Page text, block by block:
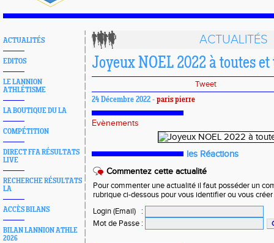
ACTUALITÉS
EDITOS
LE LANNION
ATHLÉTISME
LA BOUTIQUE DU LA
COMPÉTITION
DIRECT FFA RÉSULTATS
LIVE
RECHERCHE RÉSULTATS
LA
ACCÈS BILANS
BILAN LANNION ATHLE
2026
ACTUALITÉS
Joyeux NOEL 2022 à toutes et
Tweet
24 Décembre 2022 - paris pierre
Evènements
les Réactions
Commentez cette actualité
Pour commenter une actualité il faut posséder un
rubrique ci-dessous pour vous identifier ou vous
Login (Email)
:
Mot de Passe :